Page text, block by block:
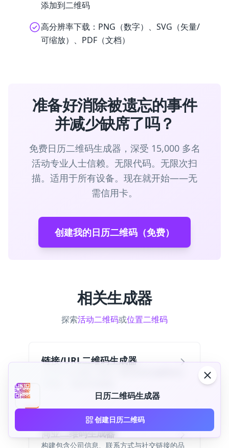
添加到二维码
高分辨率下载：PNG（数字）、SVG（矢量/
可缩放）、PDF（文档）
准备好消除被遗忘的事件
并减少缺席了吗？
免费日历二维码生成器，深受 15,000 多名
活动专业人士信赖。无限代码。无限次扫
描。适用于所有设备。现在就开始——无
需信用卡。
创建我的日历二维码（免费）
相关生成器
探索活动二维码或位置二维码
链接/URL二维码生成器
商业二维码生成器
构建包含公司信息、联系方式与社交链接的品
日历二维码生成器
创建日历二维码